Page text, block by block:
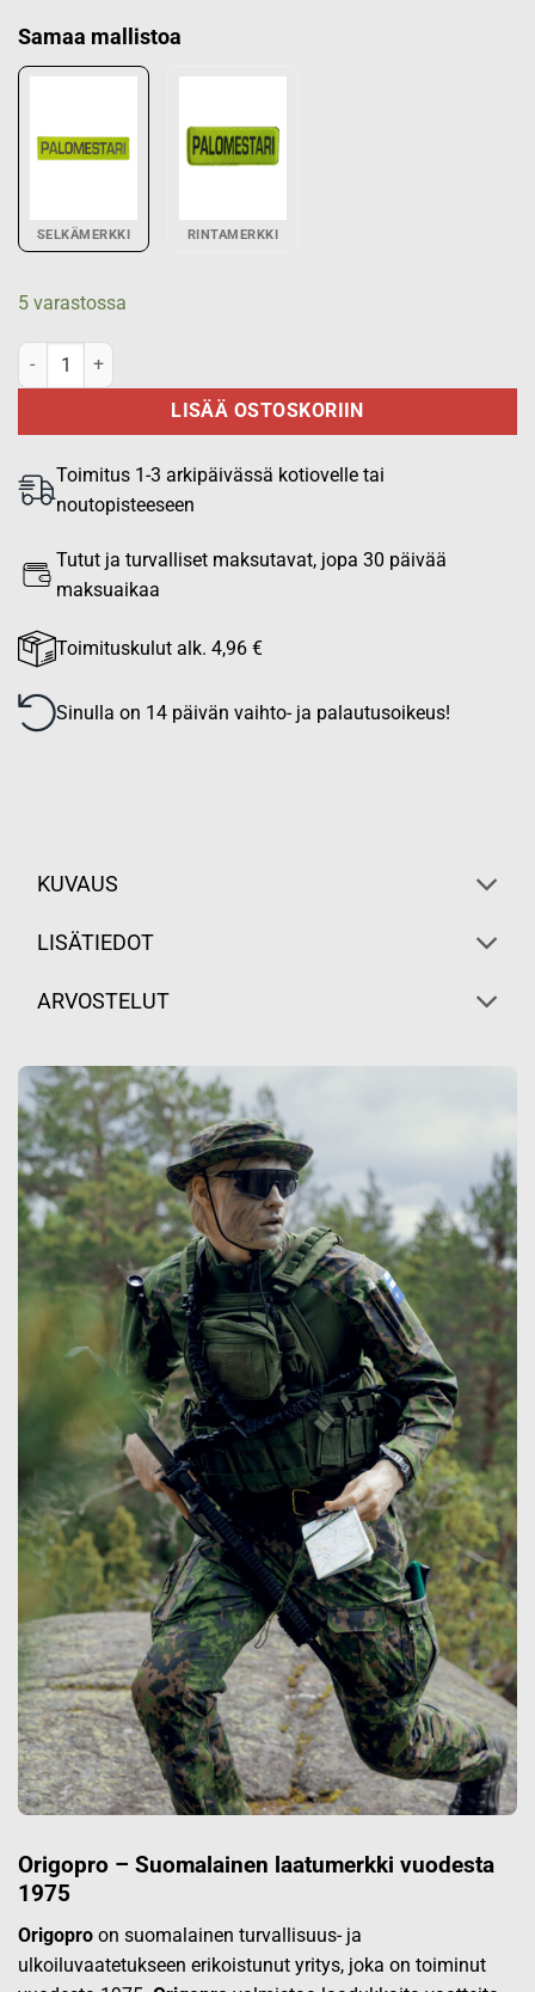
Samaa mallistoa
SELKÄMERKKI RINTAMERKKI
5 varastossa
PALOMESTARI selkämerkki, keltainen määrä
LISÄÄ OSTOSKORIIN
Toimitus 1-3 arkipäivässä kotiovelle tai
noutopisteeseen
Tutut ja turvalliset maksutavat, jopa 30 päivää
maksuaikaa
Toimituskulut alk. 4,96 €
Sinulla on 14 päivän vaihto- ja palautusoikeus!
KUVAUS
LISÄTIEDOT
ARVOSTELUT
Origopro – Suomalainen laatumerkki vuodesta
1975
Origopro on suomalainen turvallisuus- ja
ulkoiluvaatetukseen erikoistunut yritys, joka on toiminut